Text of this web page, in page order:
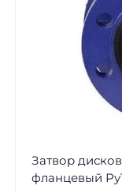
Затвор
фланцевый